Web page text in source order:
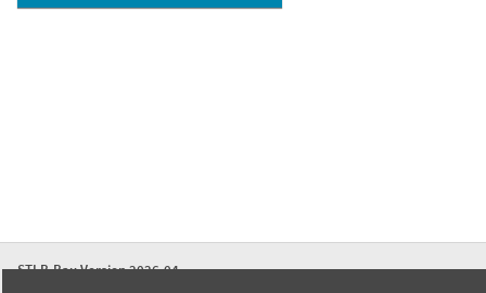
STLB-Bau Version 2026-04